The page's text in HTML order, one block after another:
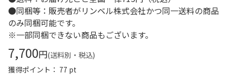
●同梱等：販売者がリンベル株式会社かつ同一送料の商品
のみ同梱可能です。
※一部同梱できない商品もございます。
7,700円(送料別・税込)
獲得ポイント： 77 pt